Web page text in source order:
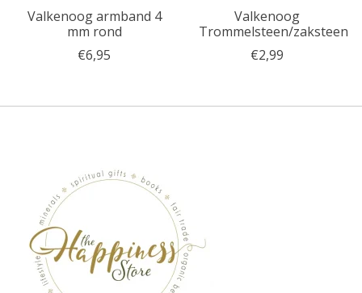
Valkenoog armband 4
mm rond
€6,95
Valkenoog
Trommelsteen/zaksteen
€2,99